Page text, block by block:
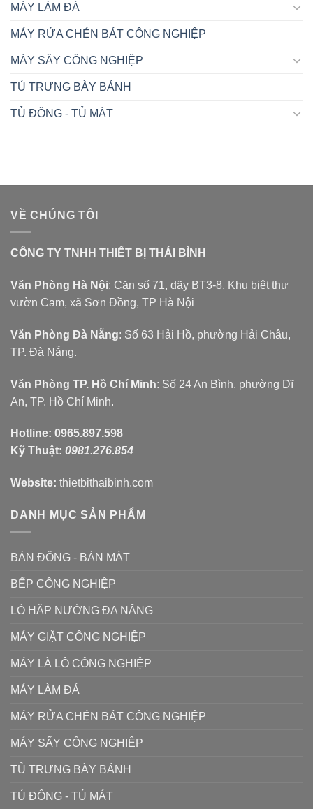
MÁY LÀM ĐÁ
MÁY RỬA CHÉN BÁT CÔNG NGHIỆP
MÁY SẤY CÔNG NGHIỆP
TỦ TRƯNG BÀY BÁNH
TỦ ĐÔNG - TỦ MÁT
VỀ CHÚNG TÔI
CÔNG TY TNHH THIẾT BỊ THÁI BÌNH
Văn Phòng Hà Nội: Căn số 71, dãy BT3-8, Khu biệt thự
vườn Cam, xã Sơn Đồng, TP Hà Nội
Văn Phòng Đà Nẵng: Số 63 Hải Hồ, phường Hải Châu,
TP. Đà Nẵng.
Văn Phòng TP. Hồ Chí Minh: Số 24 An Bình, phường Dĩ
An, TP. Hồ Chí Minh.
Hotline: 0965.897.598
Kỹ Thuật: 0981.276.854
Website: thietbithaibinh.com
DANH MỤC SẢN PHẨM
BÀN ĐÔNG - BÀN MÁT
BẾP CÔNG NGHIỆP
LÒ HẤP NƯỚNG ĐA NĂNG
MÁY GIẶT CÔNG NGHIỆP
MÁY LÀ LÔ CÔNG NGHIỆP
MÁY LÀM ĐÁ
MÁY RỬA CHÉN BÁT CÔNG NGHIỆP
MÁY SẤY CÔNG NGHIỆP
TỦ TRƯNG BÀY BÁNH
TỦ ĐÔNG - TỦ MÁT